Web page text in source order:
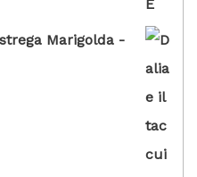
Marigolda -